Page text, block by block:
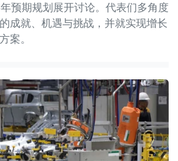
预期规划展开讨论。代表们多角度
成就、机遇与挑战，并就实现增长
案。